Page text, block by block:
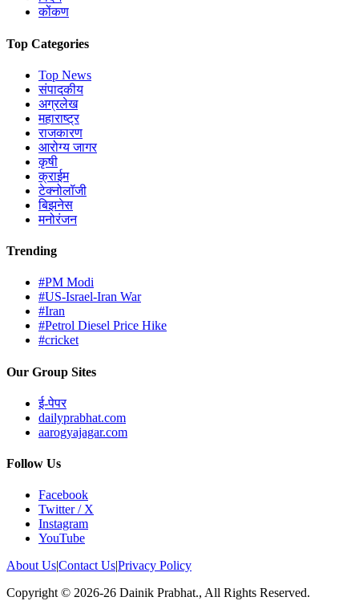
कोंकण
Top Categories
Top News
संपादकीय
अग्रलेख
महाराष्ट्र
राजकारण
आरोग्य जागर
कृषी
क्राईम
टेक्नोलॉजी
बिझनेस
मनोरंजन
Trending
#PM Modi
#US-Israel-Iran War
#Iran
#Petrol Diesel Price Hike
#cricket
Our Group Sites
ई-पेपर
dailyprabhat.com
aarogyajagar.com
Follow Us
Facebook
Twitter / X
Instagram
YouTube
About Us|Contact Us|Privacy Policy
Copyright © 2026-26 Dainik Prabhat., All Rights Reserved.